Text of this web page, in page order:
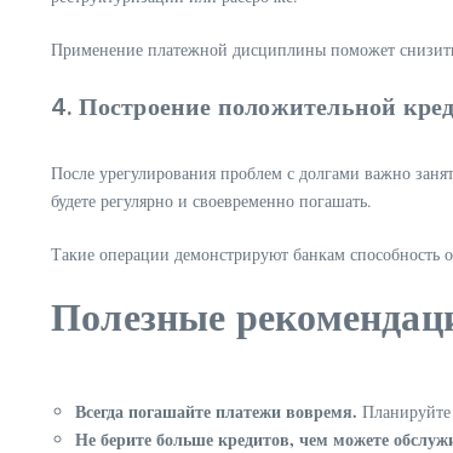
Применение платежной дисциплины поможет
4. Построение положительной
После урегулирования проблем с долгами важно
будете регулярно и своевременно погашать.
Такие операции демонстрируют банкам способность
Полезные
Всегда погашайте платежи вовремя.
Не берите больше кредитов, чем можете